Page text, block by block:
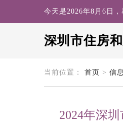
今天是2026年8月6日
深圳市住房
当前位置： 首页 > 信
2024年深